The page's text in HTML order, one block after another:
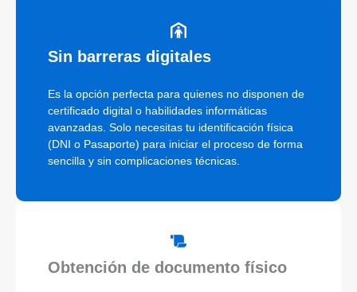
Sin barreras digitales
Es la opción perfecta para quienes no disponen de
certificado digital o habilidades informáticas
avanzadas. Solo necesitas tu identificación física
(DNI o Pasaporte) para iniciar el proceso de forma
sencilla y sin complicaciones técnicas.
Obtención de documento físico